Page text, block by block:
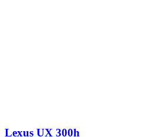
Lexus UX 300h